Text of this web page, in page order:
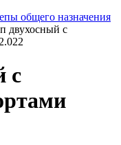
общего назначения
двухосный с
с